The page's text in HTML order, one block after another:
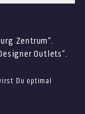
Zentrum“.
Outlets“.
Du optimal